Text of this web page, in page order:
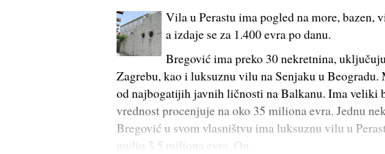
Vila u Perastu ima pogled na more, bazen,
a izdaje se za 1.400 evra po danu.
Bregović ima preko 30 nekretnina,
Zagrebu, kao i luksuznu vilu na Senjaku u
od najbogatijih javnih ličnosti na Balkanu. Ima veliki
vrednost procenjuje na oko 35 miliona evra. Jednu
Bregović u svom vlasništvu ima luksuznu vilu u
nudio 3,5 miliona evra. On